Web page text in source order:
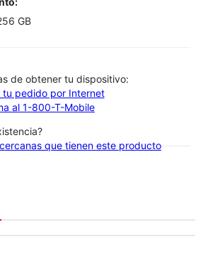
GB
de obtener tu dispositivo:
tu pedido por Internet
al 1-800-T-Mobile
que tienen este producto